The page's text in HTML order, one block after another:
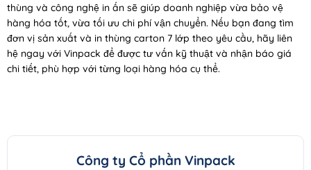
thùng và công nghệ in ấn sẽ giúp doanh nghiệp vừa bảo vệ
hàng hóa tốt, vừa tối ưu chi phí vận chuyển. Nếu bạn đang tìm
đơn vị sản xuất và in thùng carton 7 lớp theo yêu cầu, hãy liên
hệ ngay với Vinpack để được tư vấn kỹ thuật và nhận báo giá
chi tiết, phù hợp với từng loại hàng hóa cụ thể.
Công ty Cổ phần Vinpack